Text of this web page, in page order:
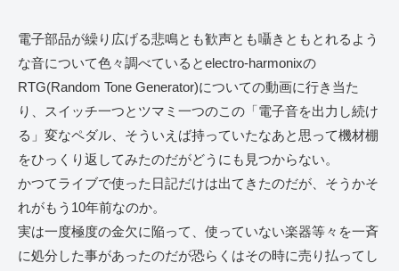
電子部品が繰り広げる悲鳴とも歓声とも囁きともとれるよう
な音について色々調べているとelectro-harmonixの
RTG(Random Tone Generator)についての動画に行き当た
り、スイッチ一つとツマミ一つのこの「電子音を出力し続け
る」変なペダル、そういえば持っていたなあと思って機材棚
をひっくり返してみたのだがどうにも見つからない。
かつてライブで使った日記だけは出てきたのだが、そうかそ
れがもう10年前なのか。
実は一度極度の金欠に陥って、使っていない楽器等々を一斉
に処分した事があったのだが恐らくはその時に売り払ってし